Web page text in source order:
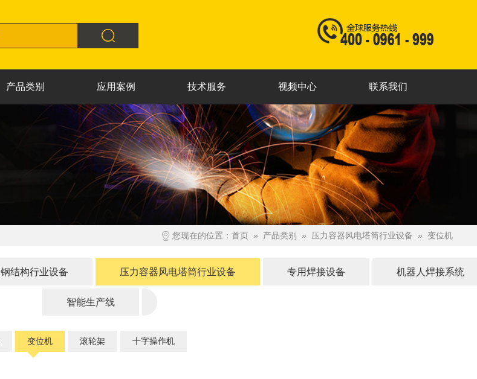
产品类别 应用案例 技术服务 视频中心 联系我们
您现在的位置： 首页 » 产品类别 » 压力容器风电塔筒行业设备 » 变位机
钢结构行业设备 压力容器风电塔筒行业设备 专用焊接设备 机器人焊接系统
智能生产线
变位机 滚轮架 十字操作机